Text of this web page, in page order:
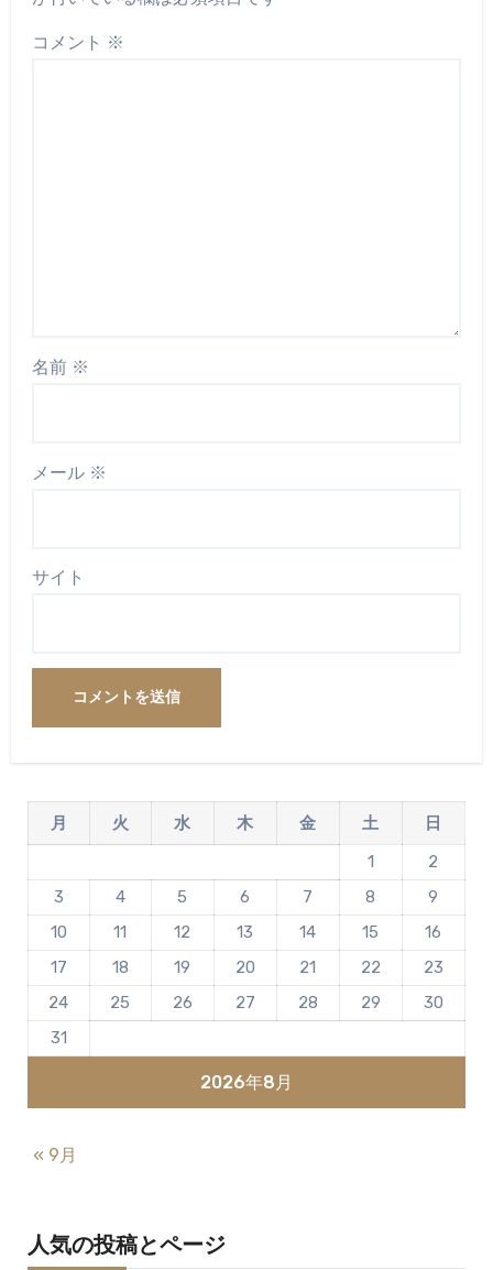
コメント ※
名前 ※
メール ※
サイト
2026年8月
月 火 水 木 金 土
日
1
2
3
4 5 6 7 8
9
10
11 12 13 14 15
16
17
18 19 20 21 22
23
24
25 26 27 28 29
30
31
« 9月
人気の投稿とページ